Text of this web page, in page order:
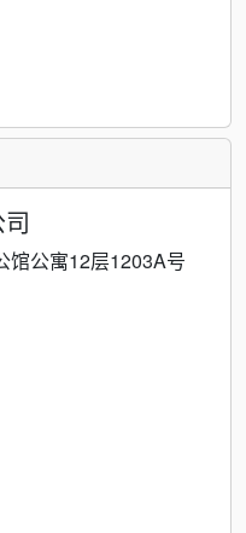
馆公寓12层1203A号